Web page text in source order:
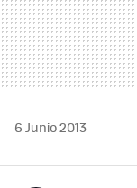
6 Junio 2013